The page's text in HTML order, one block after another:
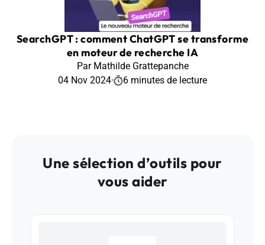
SearchGPT : comment ChatGPT se transforme
en moteur de recherche IA
Par Mathilde Grattepanche
04 Nov 2024· 6 minutes de lecture
Une sélection d’outils pour
vous aider